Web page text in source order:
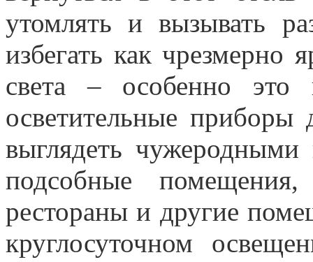
утомлять и вызывать
избегать как чрезмерно
света – особенно это
осветительные приборы
выглядеть
подсобные помещения,
рестораны и другие
круглосуточном